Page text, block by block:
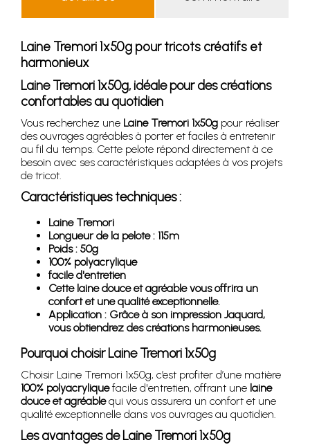
Laine Tremori 1x50g pour tricots créatifs et
harmonieux
Laine Tremori 1x50g, idéale pour des créations
confortables au quotidien
Vous recherchez une Laine Tremori 1x50g pour réaliser
des ouvrages agréables à porter et faciles à entretenir
au fil du temps. Cette pelote répond directement à ce
besoin avec ses caractéristiques adaptées à vos projets
de tricot.
Caractéristiques techniques :
Laine Tremori
Longueur de la pelote : 115m
Poids : 50g
100% polyacrylique
facile d'entretien
Cette laine douce et agréable vous offrira un
confort et une qualité exceptionnelle.
Application : Grâce à son impression Jaquard,
vous obtiendrez des créations harmonieuses.
Pourquoi choisir Laine Tremori 1x50g
Choisir Laine Tremori 1x50g, c’est profiter d’une matière
100% polyacryliquefacile d'entretien, offrant une laine
douce et agréablequi vous assurera un confort et une
qualité exceptionnelle dans vos ouvrages au quotidien.
Les avantages de Laine Tremori 1x50g